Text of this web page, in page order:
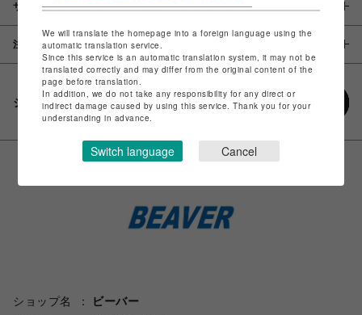
サイズ
注意事項
シェアする
ショップ名
ビーバー
We will translate the homepage into a foreign language using the
automatic translation service.
Since this service is an automatic translation system, it may not be
translated correctly and may differ from the original content of the
page before translation.
In addition, we do not take any responsibility for any direct or
indirect damage caused by using this service. Thank you for your
understanding in advance.
Switch language Cancel